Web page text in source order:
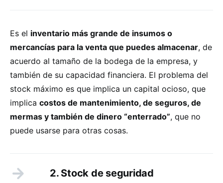
Es el inventario más grande de insumos o
mercancías para la venta que puedes almacenar, de
acuerdo al tamaño de la bodega de la empresa, y
también de su capacidad financiera. El problema del
stock máximo es que implica un capital ocioso, que
implica costos de mantenimiento, de seguros, de
mermas y también de dinero “enterrado”, que no
puede usarse para otras cosas.
2. Stock de seguridad